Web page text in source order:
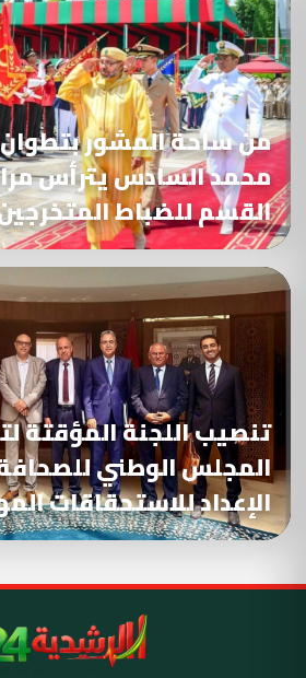
من ساحة المشور
محمد السادس يترأس
القسم للضباط
تنصيب اللجنة المؤقتة
المجلس الوطني
الإعداد للاستحقاقات